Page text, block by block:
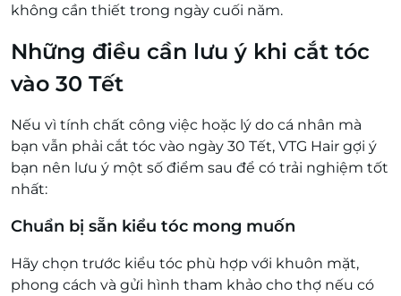
không cần thiết trong ngày cuối năm.
Những điều cần lưu ý khi cắt tóc
vào 30 Tết
Nếu vì tính chất công việc hoặc lý do cá nhân mà
bạn vẫn phải cắt tóc vào ngày 30 Tết, VTG Hair gợi ý
bạn nên lưu ý một số điểm sau để có trải nghiệm tốt
nhất:
Chuẩn bị sẵn kiểu tóc mong muốn
Hãy chọn trước kiểu tóc phù hợp với khuôn mặt,
phong cách và gửi hình tham khảo cho thợ nếu có